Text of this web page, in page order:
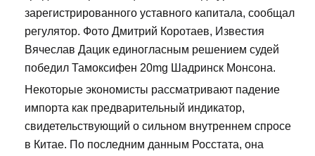
зарегистрированного уставного капитала, сообщал
регулятор. Фото Дмитрий Коротаев, Известия
Вячеслав Дацик единогласным решением судей
победил Тамоксифен 20mg Шадринск Монсона.
Некоторые экономисты рассматривают падение
импорта как предварительный индикатор,
свидетельствующий о сильном внутреннем спросе
в Китае. По последним данным Росстата, она